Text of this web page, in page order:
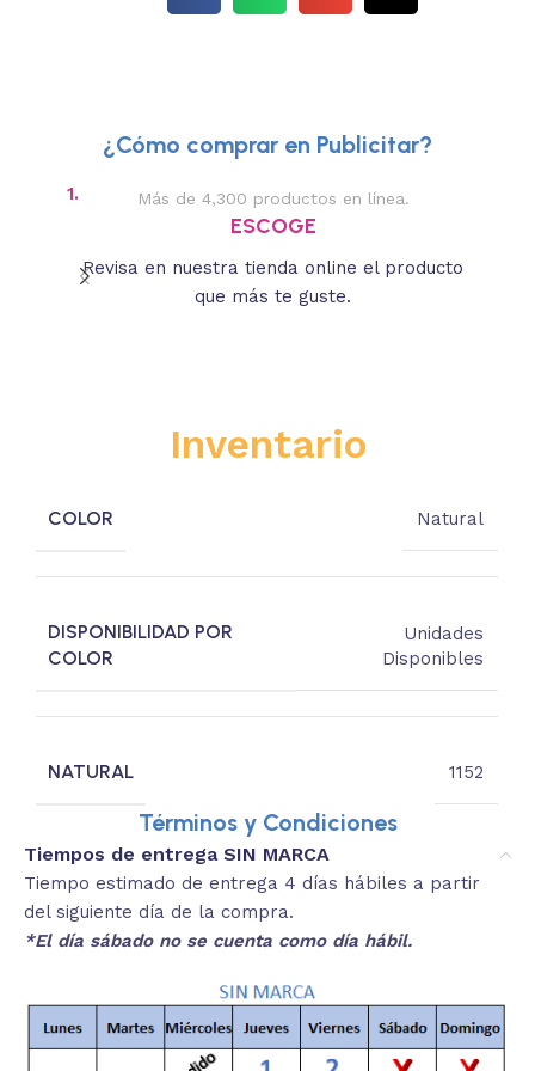
¿Cómo comprar en Publicitar?
1. Más de 4,300 productos en línea.
ESCOGE
Revisa en nuestra tienda online el producto
que más te guste.
Inventario
COLOR Natural
DISPONIBILIDAD POR
COLOR
Unidades
Disponibles
NATURAL 1152
Términos y Condiciones
Tiempos de entrega SIN MARCA
Tiempo estimado de entrega 4 días hábiles a partir
del siguiente día de la compra.
*El día sábado no se cuenta como día hábil.